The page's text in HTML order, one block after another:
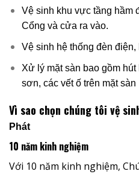
Vệ sinh khu vực tầng hầm
Cổng và cửa ra vào.
Vệ sinh hệ thống đèn điện,
Xử lý mặt sàn bao gồm
sơn, các vết ố trên mặt sàn
Vì sao chọn chúng tôi vệ
Phát
10 năm kinh nghiệm
Với 10 năm kinh nghiệm,